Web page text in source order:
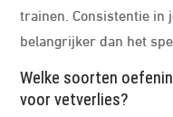
trainen. Consistentie in
belangrijker dan het
Welke soorten
voor vetverlies?